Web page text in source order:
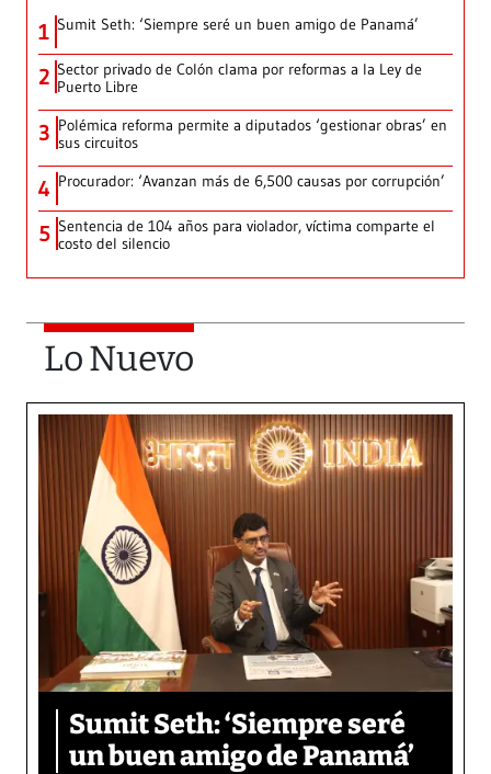
1 Sumit Seth: ‘Siempre seré un buen amigo de Panamá’
2 Sector privado de Colón clama por reformas a la Ley de
Puerto Libre
3 Polémica reforma permite a diputados ‘gestionar obras’ en
sus circuitos
4 Procurador: ‘Avanzan más de 6,500 causas por corrupción’
5 Sentencia de 104 años para violador, víctima comparte el
costo del silencio
Lo Nuevo
Sumit Seth: ‘Siempre seré
un buen amigo de Panamá’